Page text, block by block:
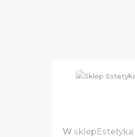
W sklepEstetyka